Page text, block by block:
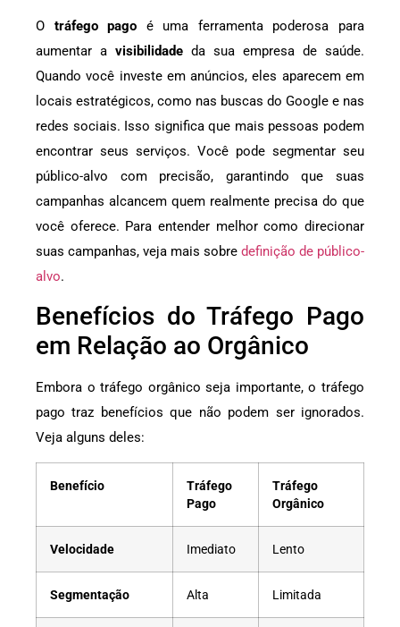
O tráfego pago é uma ferramenta poderosa para
aumentar a visibilidade da sua empresa de saúde.
Quando você investe em anúncios, eles aparecem em
locais estratégicos, como nas buscas do Google e nas
redes sociais. Isso significa que mais pessoas podem
encontrar seus serviços. Você pode segmentar seu
público-alvo com precisão, garantindo que suas
campanhas alcancem quem realmente precisa do que
você oferece. Para entender melhor como direcionar
suas campanhas, veja mais sobre definição de público-
alvo.
Benefícios do Tráfego Pago
em Relação ao Orgânico
Embora o tráfego orgânico seja importante, o tráfego
pago traz benefícios que não podem ser ignorados.
Veja alguns deles:
Benefício
Tráfego
Pago
Tráfego
Orgânico
Velocidade Imediato Lento
Segmentação Alta Limitada